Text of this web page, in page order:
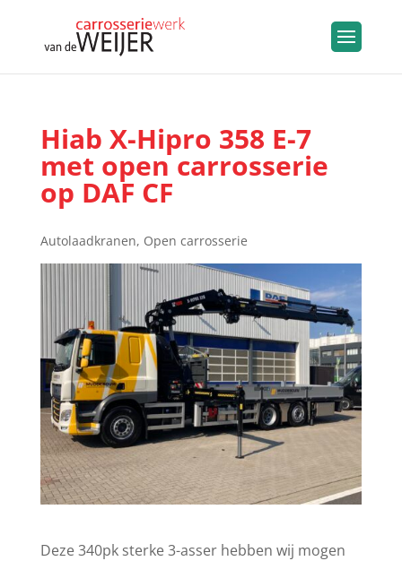
Hiab X-Hipro 358 E-7
met open carrosserie
op DAF CF
Autolaadkranen, Open carrosserie
Deze 340pk sterke 3-asser hebben wij mogen